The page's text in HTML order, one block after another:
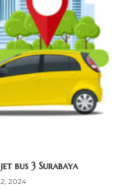
bus 3 Surabaya
2024